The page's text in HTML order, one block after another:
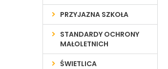
PRZYJAZNA SZKOŁA
STANDARDY OCHRONY
MAŁOLETNICH
ŚWIETLICA